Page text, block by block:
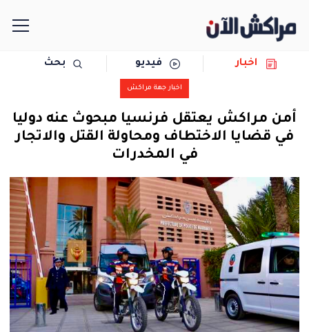
مجتمع
سياسة
رياضة
حوادث
دولية
المرأة
فنية
اخبار فيديو بحث
اخبار جهة مراكش
أمن مراكش يعتقل فرنسيا مبحوث عنه دوليا
في قضايا الاختطاف ومحاولة القتل والاتجار
في المخدرات